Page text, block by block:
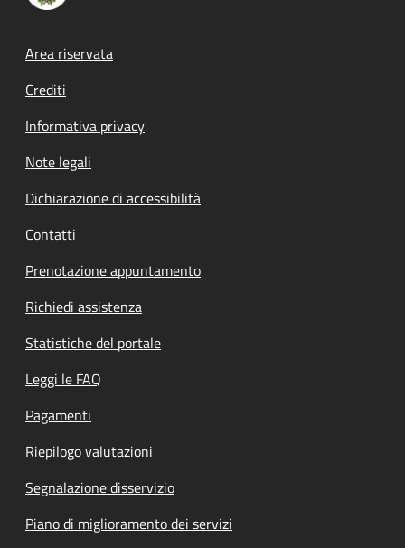
Footer menu
Area riservata
Crediti
Informativa privacy
Note legali
Dichiarazione di accessibilità
Contatti
Prenotazione appuntamento
Richiedi assistenza
Statistiche del portale
Leggi le FAQ
Pagamenti
Riepilogo valutazioni
Segnalazione disservizio
Piano di miglioramento dei servizi